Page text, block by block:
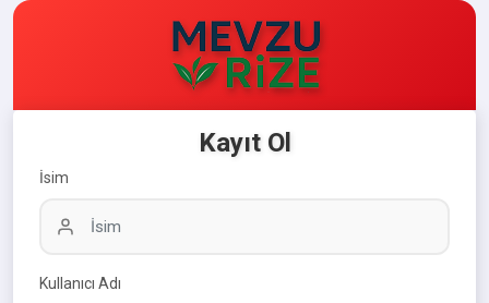
Kayıt Ol
İsim
Kullanıcı Adı